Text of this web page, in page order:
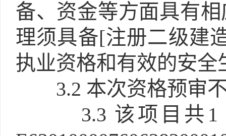
备、资金等方面具有
理须具备[注册二级建
执业资格和有效的安
3.2 本次资格预审
3.3 该项目共